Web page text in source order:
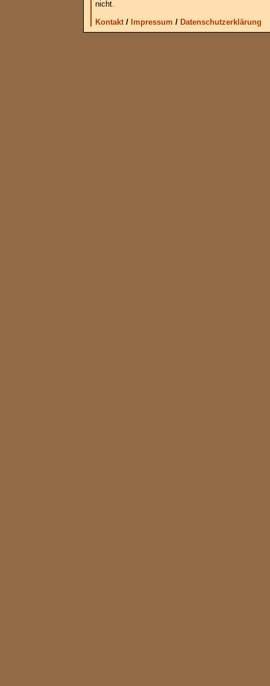
nicht.
Kontakt/ Impressum / Datenschutzerklärung